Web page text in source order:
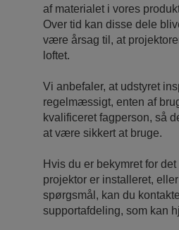
af materialet i vores
Over tid kan disse dele
være årsag til, at
loftet.
Vi anbefaler, at udstyret
regelmæssigt, enten af
kvalificeret fagperson, så
at være sikkert at bruge.
Hvis du er bekymret for
projektor er installeret,
spørgsmål, kan du
supportafdeling, som kan